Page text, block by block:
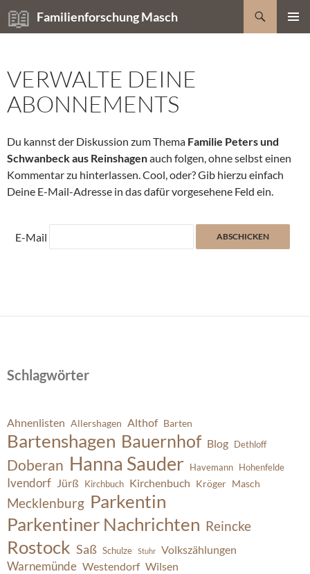
Zum
Inhalt
Familienforschung Masch
Suchen
VERWALTE DEINE
ABONNEMENTS
Du kannst der Diskussion zum Thema Familie Peters und
Schwanbeck aus Reinshagenauch folgen, ohne selbst einen
Kommentar zu hinterlassen. Cool, oder? Gib hierzu einfach
Deine E-Mail-Adresse in das dafür vorgesehene Feld ein.
E-Mail
Schlagwörter
Ahnenlisten Allershagen Althof Barten
Bartenshagen Bauernhof Blog Dethloff
Doberan Hanna Sauder Havemann Hohenfelde
Ivendorf Jürß Kirchbuch Kirchenbuch Kröger Masch
Mecklenburg Parkentin
Parkentiner Nachrichten Reincke
Rostock Saß Schulze Stuhr Volkszählungen
Warnemünde Westendorf Wilsen